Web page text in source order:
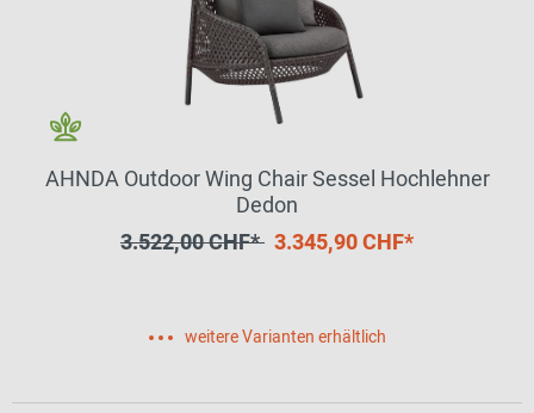
AHNDA Outdoor Wing Chair Sessel Hochlehner
Dedon
3.522,00 CHF* 3.345,90 CHF*
weitere Varianten erhältlich